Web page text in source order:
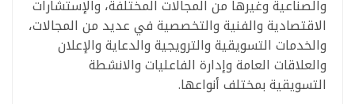
والصناعية وغيرها من المجالات المختلفة، والإستشارات
الاقتصادية والفنية والتخصصية في عديد من المجالات،
والخدمات التسويقية والترويجية والدعاية والإعلان
والعلاقات العامة وإدارة الفاعليات والانشطة
التسويقية بمختلف أنواعها.